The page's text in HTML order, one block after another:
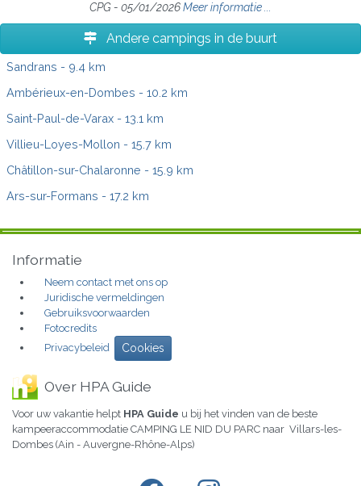
CPG - 05/01/2026Meer informatie ...
Andere campings in de buurt
Sandrans - 9.4 km
Ambérieux-en-Dombes - 10.2 km
Saint-Paul-de-Varax - 13.1 km
Villieu-Loyes-Mollon - 15.7 km
Châtillon-sur-Chalaronne - 15.9 km
Ars-sur-Formans - 17.2 km
Informatie
Neem contact met ons op
Juridische vermeldingen
Gebruiksvoorwaarden
Fotocredits
Privacybeleid
Cookies
Over HPA Guide
Voor uw vakantie helpt HPA Guide u bij het vinden van de beste
kampeeraccommodatie CAMPING LE NID DU PARC naar Villars-les-
Dombes (Ain - Auvergne-Rhône-Alps)